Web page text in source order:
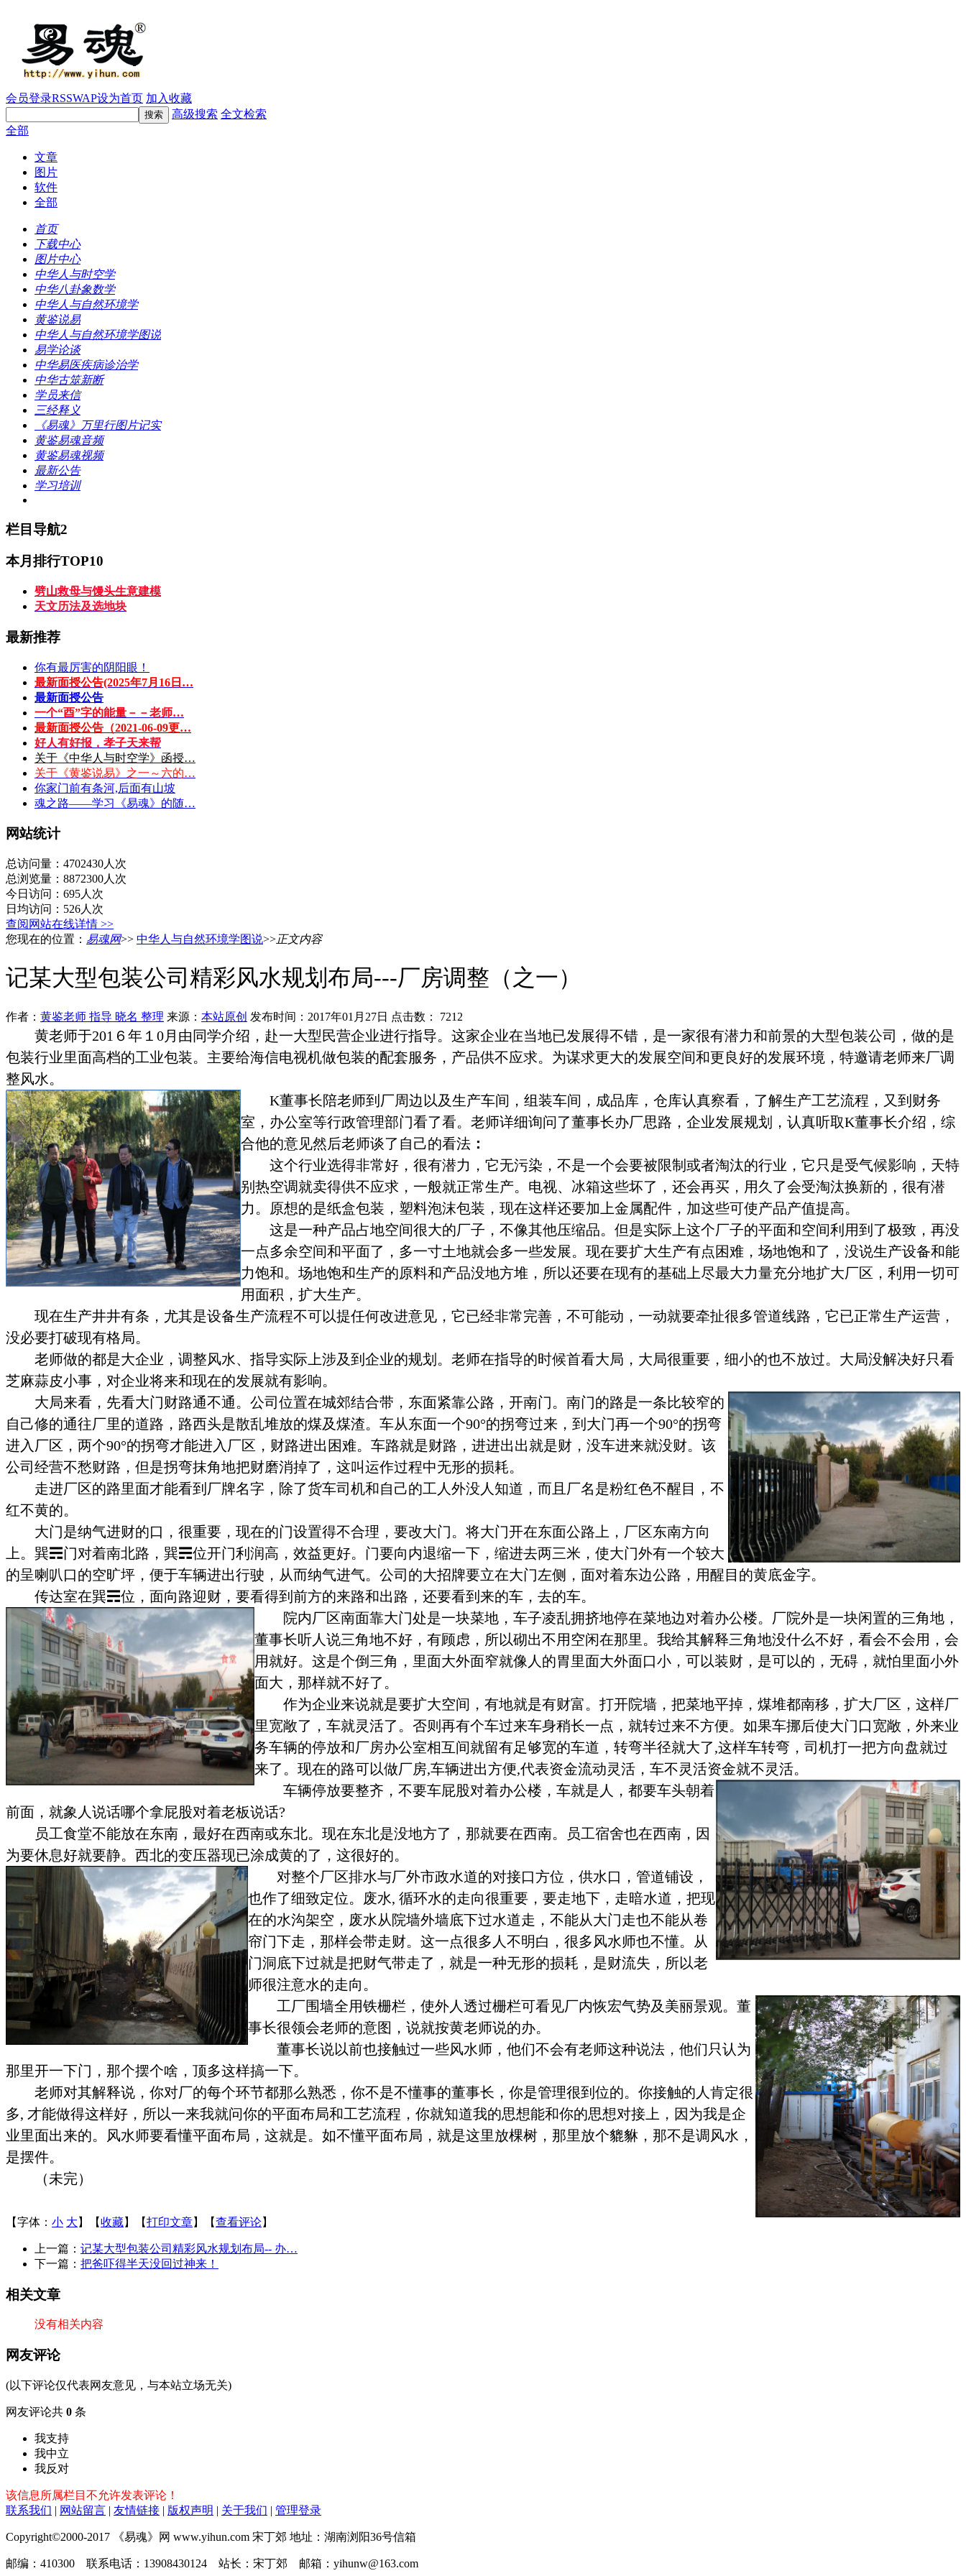
会员登录RSSWAP设为首页 加入收藏
高级搜索 全文检索
全部
文章
图片
软件
全部
首页
下载中心
图片中心
中华人与时空学
中华八卦象数学
中华人与自然环境学
黄鉴说易
中华人与自然环境学图说
易学论谈
中华易医疾病诊治学
中华古筮新断
学员来信
三经释义
《易魂》万里行图片记实
黄鉴易魂音频
黄鉴易魂视频
最新公告
学习培训
栏目导航2
本月排行TOP10
劈山救母与馒头生意建模
天文历法及选地块
最新推荐
你有最厉害的阴阳眼！
最新面授公告(2025年7月16日…
最新面授公告
一个“酉”字的能量－－老师…
最新面授公告（2021-06-09更…
好人有好报，孝子天来帮
关于《中华人与时空学》函授…
关于《黄鉴说易》之一～六的…
你家门前有条河,后面有山坡
魂之路——学习《易魂》的随…
网站统计
总访问量：4702430人次
总浏览量：8872300人次
今日访问：695人次
日均访问：526人次
查阅网站在线详情 >>
您现在的位置： 易魂网>> 中华人与自然环境学图说>>正文内容
记某大型包装公司精彩风水规划布局---厂房调整（之一）
作者： 黄鉴老师 指导 晓名 整理 来源： 本站原创 发布时间：2017年01月27日 点击数： 7212
黄老师于201 ６年１ 0月由同学介绍，赴一大型民营企业进行指导。这家企业在当地已发展得不错，是一家很有潜力和前景的大型包装公司，做的是
包装行业里面高档的工业包装。主要给海信电视机做包装的配套服务，产品供不应求。为谋求更大的发展空间和更良好的发展环境，特邀请老师来厂调
整风水。
K董事长陪老师到厂周边以及生产车间，组装车间，成品库，仓库认真察看，了解生产工艺流程，又到财务
室，办公室等行政管理部门看了看。老师详细询问了董事长办厂思路，企业发展规划，认真听取K董事长介绍，综
合他的意见然后老师谈了自己的看法 ：
这个行业选得非常好，很有潜力，它无污染，不是一个会要被限制或者淘汰的行业，它只是受气候影响，天特
别热空调就卖得供不应求，一般就正常生产。电视、冰箱这些坏了，还会再买，用久了会受淘汰换新的，很有潜
力。原想的是纸盒包装，塑料泡沫包装，现在这样还要加上金属配件，加这些可使产品产值提高。
这是一种产品占地空间很大的厂子，不像其他压缩品。 但是实际上这个厂子的平面和空间利用到了极致，再没
一点多余空间和平面了，多一寸土地就会多一些发展。现在要扩大生产有点困难，场地饱和了，没说生产设备和能
力饱和。场地饱和生产的原料和产品没地方堆，所以还要在现有的基础上尽最大力量充分地扩大厂区，利用一切可
用面积，扩大生产。
现在生产井井有条，尤其是设备生产流程不可以提任何改进意见，它已经非常完善，不可能动，一动就要牵扯很多管道线路，它已正常生产运营，
没必要打破现有格局。
老师做的都是大企业，调整风水、指导实际上涉及到企业的规划。老师在指导的时候首看大局，大局很重要，细小的也不放过。大局没解决好只看
芝麻蒜皮小事，对企业将来和现在的发展就有影响。
大局来看，先看大门财路通不通。公司位置在城郊结合带，东面紧靠公路，开南门。南门的路是一条比较窄的
自己修的通往厂里的道路，路西头是散乱堆放的煤及煤渣。车从东面一个90°的拐弯过来，到大门再一个90°的拐弯
进入厂区，两个90°的拐弯才能进入厂区，财路进出困难。车路就是财路，进进出出就是财，没车进来就没财。该
公司经营不愁财路，但是拐弯抹角地把财磨消掉了，这叫运作过程中无形的损耗。
走进厂区的路里面才能看到厂牌名字，除了货车司机和自己的工人外没人知道，而且厂名是粉红色不醒目，不
红不黄的。
大门是纳气进财的口，很重要，现在的门设置得不合理，要改大门。将大门开在东面公路上，厂区东南方向
上。巽☴门对着南北路，巽☴位开门利润高 ，效益更好。门要向内退缩一下，缩进去两三米， 使大门外有一个较大
的呈喇叭口的空旷坪，便于车辆进出行驶，从而纳气进气。公司的大招牌要立在大门左侧，面对着东边公路，用醒目的黄底金字。
传达室在巽☴位，面向路迎财，要看得到前方的来路和出路，还要看到来的车，去的车。
院内厂区南面靠大门处是一块菜地，车子凌乱拥挤地停在菜地边对着办公楼。厂院外是一块闲置的三角地，
董事长听人说三角地不好，有顾虑，所以砌出不用空闲在那里。我给其解释三角地没什么不好，看会不会用，会
用就好。这是个倒三角，里面大外面窄就像人的胃里面大外面口小，可以装财，是可以的，无碍，就怕里面小外
面大，那样就不好了。
作为企业来说就是要扩大空间，有地就是有财富。打开院墙，把菜地平掉，煤堆都南移，扩大厂区，这样厂
里宽敞了，车就灵活了。否则再有个车过来车身稍长一点，就转过来不方便。如果车挪后使大门口宽敞，外来业
务车辆的停放和厂房办公室相互间就留有足够宽的车道，转弯半径就大了,这样车转弯，司机打一把方向盘就过
来了。现在的路可以做厂房,车辆进出方便,代表资金流动灵活，车不灵活资金就不灵活。
车辆停放要整齐，不要车屁股对着办公楼，车就是人，都要车头朝着
前面，就象人说话哪个拿屁股对着老板说话?
员工食堂不能放在东南，最好在西南或东北。现在东北是没地方了，那就要在西南。员工宿舍也在西南，因
为要休息好就要静。西北的变压器现已涂成黄的了，这很好的。
对整个厂区排水与厂外市政水道的对接口方位，供水口，管道铺设，
也作了细致定位。废水, 循环水的走向很重要，要走地下，走暗水道，把现
在的水沟架空，废水从院墙外墙底下过水道走，不能从大门走也不能从卷
帘门下走，那样会带走财。这一点很多人不明白，很多风水师也不懂。从
门洞底下过就是把财气带走了，就是一种无形的损耗，是财流失，所以老
师很注意水的走向。
工厂围墙全用铁栅栏，使外人透过栅栏可看见厂内恢宏气势及美丽景观。董
事长很领会老师的意图，说就按黄老师说的办。
董事长说以前也接触过一些风水师，他们不会有老师这种说法，他们只认为
那里开一下门，那个摆个啥，顶多这样搞一下。
老师对其解释说， 你对厂的每个环节都那么熟悉，你不是不懂事的董事长，你是管理很到位的。你接触的人肯定很
多, 才能做得这样好，所以一来我就问你的平面布局和工艺流程，你就知道我的思想能和你的思想对接上，因为我是企
业里面出来的。
风水师要看懂平面布局，这就是。如不懂平面布局，就是这里放棵树，那里放个貔貅，那不是调风水，
是摆件。
（未完）
【字体： 小 大 】【收藏】【打印文章】【查看评论】
上一篇： 记某大型包装公司精彩风水规划布局-- 办…
下一篇： 把爸吓得半天没回过神来！
相关文章
没有相关内容
网友评论
(以下评论仅代表网友意见，与本站立场无关)
网友评论共 0 条
我支持
我中立
我反对
该信息所属栏目不允许发表评论！
联系我们 | 网站留言 | 友情链接 | 版权声明 | 关于我们 | 管理登录
Copyright©2000-2017 《易魂》网 www.yihun.com 宋丁郊 地址：湖南浏阳36号信箱
邮编：410300 联系电话：13908430124 站长：宋丁郊 邮箱：yihunw@163.com